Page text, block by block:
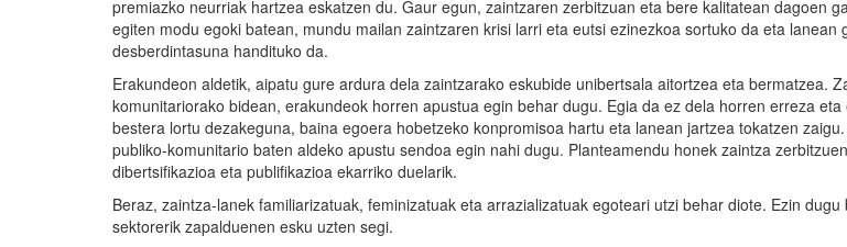
premiazko neurriak hartzea eskatzen du. Gaur egun, zaintzaren zerbitzuan eta bere kalitatean dagoen
egiten modu egoki batean, mundu mailan zaintzaren krisi larri eta eutsi ezinezkoa sortuko da eta lanean
desberdintasuna handituko da.
Erakundeon aldetik, aipatu gure ardura dela zaintzarako eskubide unibertsala aitortzea eta bermatzea.
komunitariorako bidean, erakundeok horren apustua egin behar dugu. Egia da ez dela horren erreza
bestera lortu dezakeguna, baina egoera hobetzeko konpromisoa hartu eta lanean jartzea tokatzen
publiko-komunitario baten aldeko apustu sendoa egin nahi dugu. Planteamendu honek zaintza
dibertsifikazioa eta publifikazioa ekarriko duelarik.
Beraz, zaintza-lanek familiarizatuak, feminizatuak eta arrazializatuak egoteari utzi behar diote. Ezin
sektorerik zapalduenen esku uzten segi.